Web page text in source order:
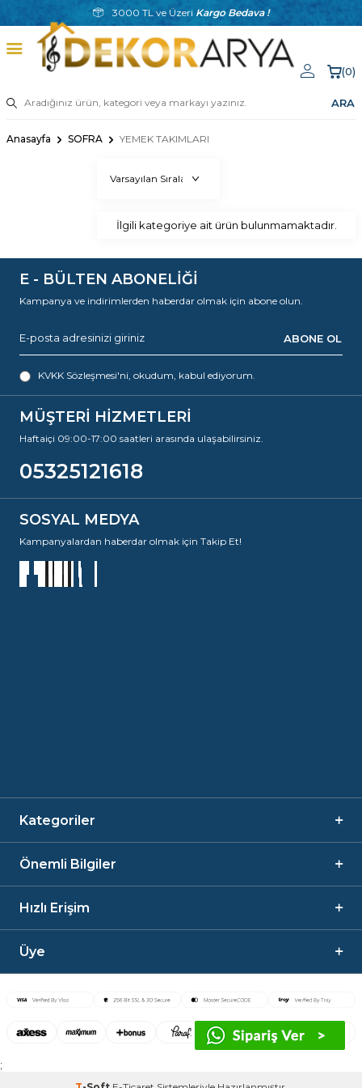
3000 TL ve Üzeri Kargo Bedava !
ARA
(0)
Anasayfa SOFRA YEMEK TAKIMLARI
İlgili kategoriye ait ürün bulunmamaktadır.
MÜŞTERİ HİZMETLERİ
Haftaiçi 09:00-17:00 saatleri arasında ulaşabilirsiniz.
05325121618
E - BÜLTEN ABONELİĞİ
Kampanya ve indirimlerden haberdar olmak için abone olun.
ABONE OL
KVKK Sözleşmesi'ni, okudum, kabul ediyorum.
SOSYAL MEDYA
Kampanyalardan haberdar olmak için Takip Et!
Kategoriler
Önemli Bilgiler
Hızlı Erişim
Üye
;